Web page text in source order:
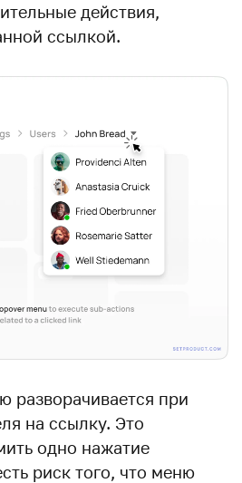
действия,
ссылкой.
при
на ссылку. Это
одно нажатие
риск того, что меню